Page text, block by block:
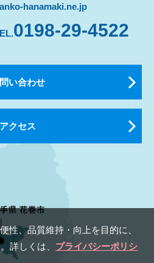
性、品質維持・向上を⽬的に、
詳しくは、 プライバシーポリシ
hanamaki.ne.jp
0198-29-4522
い合わせ
アクセス